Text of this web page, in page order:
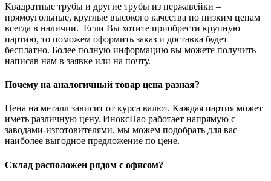
Квадратные трубы и другие трубы из нержавейки –
прямоугольные, круглые высокого качества по низким ценам
всегда в наличии. Если Вы хотите приобрести крупную
партию, то поможем оформить заказ и доставка будет
бесплатно. Более полную информацию вы можете получить
написав нам в заявке или на почту.
Почему на аналогичный товар цена разная?
Цена на металл зависит от курса валют. Каждая партия может
иметь различную цену. ИноксНао работает напрямую с
заводами-изготовителями, мы можем подобрать для вас
наиболее выгодное предложение по цене.
Склад расположен рядом с офисом?